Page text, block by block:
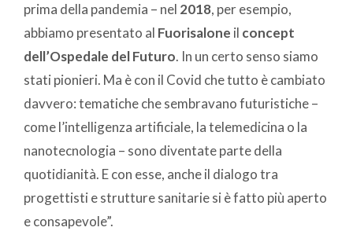
prima della pandemia – nel 2018, per esempio,
abbiamo presentato al Fuorisalone il concept
dell’Ospedale del Futuro. In un certo senso siamo
stati pionieri. Ma è con il Covid che tutto è cambiato
davvero: tematiche che sembravano futuristiche –
come l’intelligenza artificiale, la telemedicina o la
nanotecnologia – sono diventate parte della
quotidianità. E con esse, anche il dialogo tra
progettisti e strutture sanitarie si è fatto più aperto
e consapevole”.